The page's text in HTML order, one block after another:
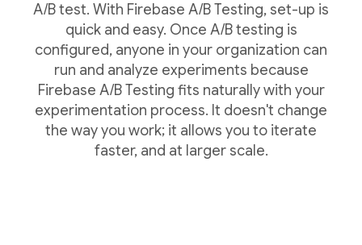
A/B test. With Firebase A/B Testing, set-up is
quick and easy. Once A/B testing is
configured, anyone in your organization can
run and analyze experiments because
Firebase A/B Testing fits naturally with your
experimentation process. It doesn't change
the way you work; it allows you to iterate
faster, and at larger scale.